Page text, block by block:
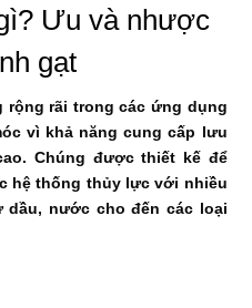
Ưu và nhược
gạt
rãi trong các ứng dụng
vì khả năng cung cấp lưu
Chúng được thiết kế để
hệ thống thủy lực với nhiều
dầu, nước cho đến các loại